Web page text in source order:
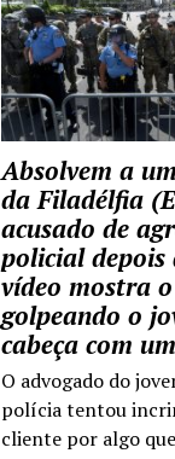
Absolvem a
da Filadélfia
acusado de
policial depois
vídeo mostra
golpeando o
cabeça com
O advogado do
polícia tentou
cliente por algo